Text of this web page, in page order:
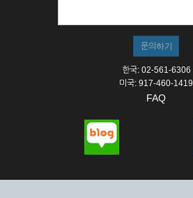
한국: 02-561-6306
미국: 917-460-1419
FAQ